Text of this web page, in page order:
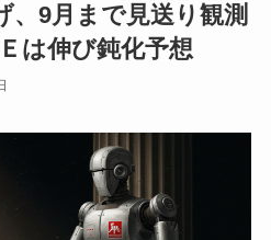
、9月まで見送り観測
は伸び鈍化予想